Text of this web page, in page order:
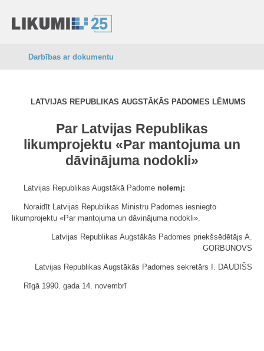
Darbības ar dokumentu
LATVIJAS REPUBLIKAS AUGSTĀKĀS PADOMES LĒMUMS
Par Latvijas Republikas
likumprojektu «Par mantojuma un
dāvinājuma nodokli»
Latvijas Republikas Augstākā Padome nolemj:
Noraidīt Latvijas Republikas Ministru Padomes iesniegto
likumprojektu «Par mantojuma un dāvinājuma nodokli».
Latvijas Republikas Augstākās Padomes priekšsēdētājs A.
GORBUNOVS
Latvijas Republikas Augstākās Padomes sekretārs I. DAUDIŠS
Rīgā 1990. gada 14. novembrī